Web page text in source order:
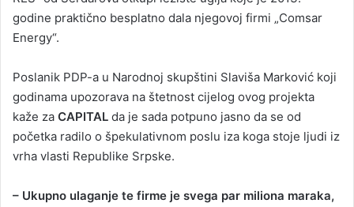
godine praktično besplatno dala njegovoj firmi „Comsar
Energy“.
Poslanik PDP-a u Narodnoj skupštini Slaviša Marković koji
godinama upozorava na štetnost cijelog ovog projekta
kaže za CAPITAL da je sada potpuno jasno da se od
početka radilo o špekulativnom poslu iza koga stoje ljudi iz
vrha vlasti Republike Srpske.
– Ukupno ulaganje te firme je svega par miliona maraka,